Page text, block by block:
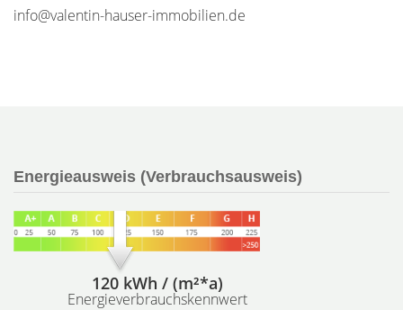
info@valentin-hauser-immobilien.de
Energieausweis (Verbrauchsausweis)
120 kWh / (m²*a)
Energieverbrauchskennwert